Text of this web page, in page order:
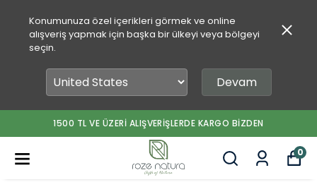
Konumunuza özel içerikleri görmek ve online
alışveriş yapmak için başka bir ülkeyi veya bölgeyi
seçin.
Devam
1500 TL VE ÜZERİ ALIŞVERİŞLERDE KARGO BİZDEN
0